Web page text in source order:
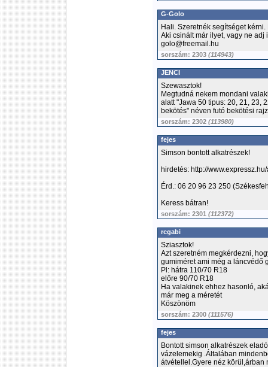
G-Golo
Hali. Szeretnék segítséget
Aki csinált már ilyet, vagy ne
golo@freemail.hu
sorszám: 2303 (114943)
JENCI
Szewasztok!
Megtudná nekem mondani
alatt "Jawa 50 tipus: 20, 21, 23,
bekötés" néven futó bekötési
sorszám: 2302 (113980)
fejes
Simson bontott alkatrészek!
hirdetés: http://
Érd.: 06 20 96 23 250
Keress bátran!
sorszám: 2301 (112372)
rcgabi
Sziasztok!
Azt szeretném megkérdezni,
gumiméret ami még a láncvédő
Pl: hátra 110/70 R18
előre 90/70 R18
Ha valakinek ehhez hasonló,
már meg a méretét
Köszönöm
sorszám: 2300 (111576)
fejes
Bontott simson alkatrészek
vázelemekig .Általában
átvétellel.Gyere néz körül,árban